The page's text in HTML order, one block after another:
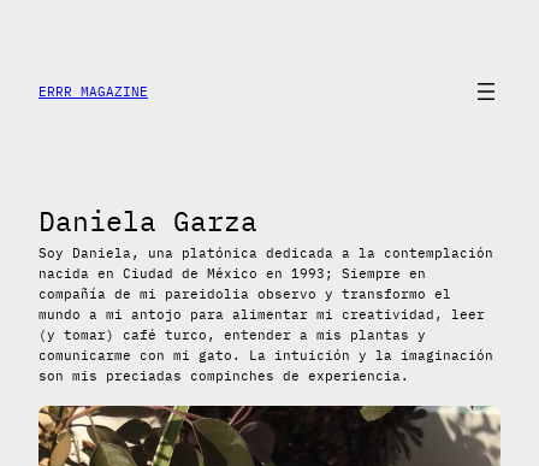
contenido
ERRR MAGAZINE
Daniela Garza
Soy Daniela, una platónica dedicada a la contemplación
nacida en Ciudad de México en 1993; Siempre en
compañía de mi pareidolia observo y transformo el
mundo a mi antojo para alimentar mi creatividad, leer
(y tomar) café turco, entender a mis plantas y
comunicarme con mi gato. La intuición y la imaginación
son mis preciadas compinches de experiencia.